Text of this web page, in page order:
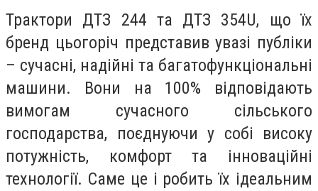
Трактори ДТЗ 244 та ДТЗ 354U, що їх
бренд цьогоріч представив увазі публіки
– сучасні, надійні та багатофункціональні
машини. Вони на 100% відповідають
вимогам сучасного сільського
господарства, поєднуючи у собі високу
потужність, комфорт та інноваційні
технології. Саме це і робить їх ідеальним